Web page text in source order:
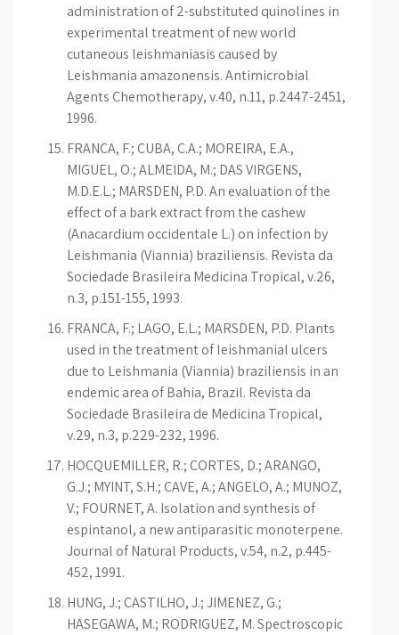
administration of 2-substituted quinolines in
experimental treatment of new world
cutaneous leishmaniasis caused by
Leishmania amazonensis. Antimicrobial
Agents Chemotherapy, v.40, n.11, p.2447-2451,
1996.
FRANCA, F.; CUBA, C.A.; MOREIRA, E.A.,
MIGUEL, O.; ALMEIDA, M.; DAS VIRGENS,
M.D.E.L.; MARSDEN, P.D. An evaluation of the
effect of a bark extract from the cashew
(Anacardium occidentale L.) on infection by
Leishmania (Viannia) braziliensis. Revista da
Sociedade Brasileira Medicina Tropical, v.26,
n.3, p.151-155, 1993.
FRANCA, F.; LAGO, E.L.; MARSDEN, P.D. Plants
used in the treatment of leishmanial ulcers
due to Leishmania (Viannia) braziliensis in an
endemic area of Bahia, Brazil. Revista da
Sociedade Brasileira de Medicina Tropical,
v.29, n.3, p.229-232, 1996.
HOCQUEMILLER, R.; CORTES, D.; ARANGO,
G.J.; MYINT, S.H.; CAVE, A.; ANGELO, A.; MUNOZ,
V.; FOURNET, A. Isolation and synthesis of
espintanol, a new antiparasitic monoterpene.
Journal of Natural Products, v.54, n.2, p.445-
452, 1991.
HUNG, J.; CASTILHO, J.; JIMENEZ, G.;
HASEGAWA, M.; RODRIGUEZ, M. Spectroscopic